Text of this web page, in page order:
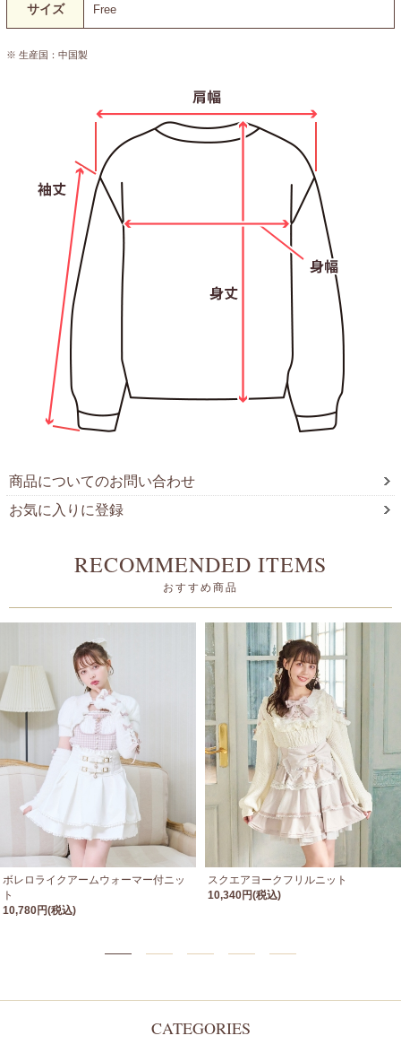
サイズ Free
※ 生産国：中国製
商品についてのお問い合わせ
お気に入りに登録
RECOMMENDED ITEMS
おすすめ商品
ボレロライクアームウォーマー付ニッ
ト
10,780円(税込)
スクエアヨークフリルニット
10,340円(税込)
CATEGORIES